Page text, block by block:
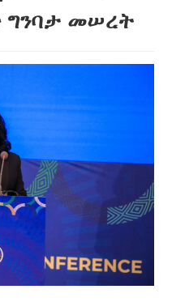
ግንባታ መሠረት